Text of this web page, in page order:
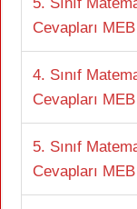
Cevapları MEB
4. Sınıf
Cevapları MEB
5. Sınıf
Cevapları MEB